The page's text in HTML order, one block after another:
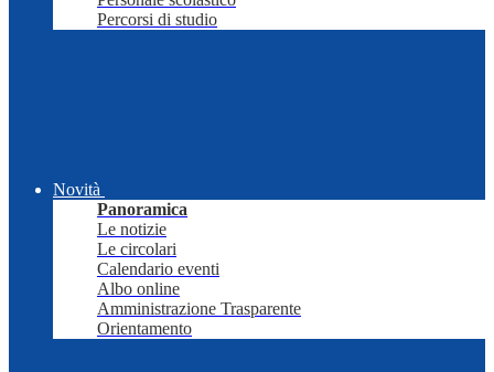
Percorsi di studio
Novità
Panoramica
Le notizie
Le circolari
Calendario eventi
Albo online
Amministrazione Trasparente
Orientamento